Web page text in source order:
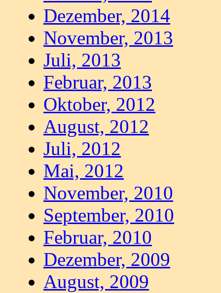
Dezember, 2014
November, 2013
Juli, 2013
Februar, 2013
Oktober, 2012
August, 2012
Juli, 2012
Mai, 2012
November, 2010
September, 2010
Februar, 2010
Dezember, 2009
August, 2009